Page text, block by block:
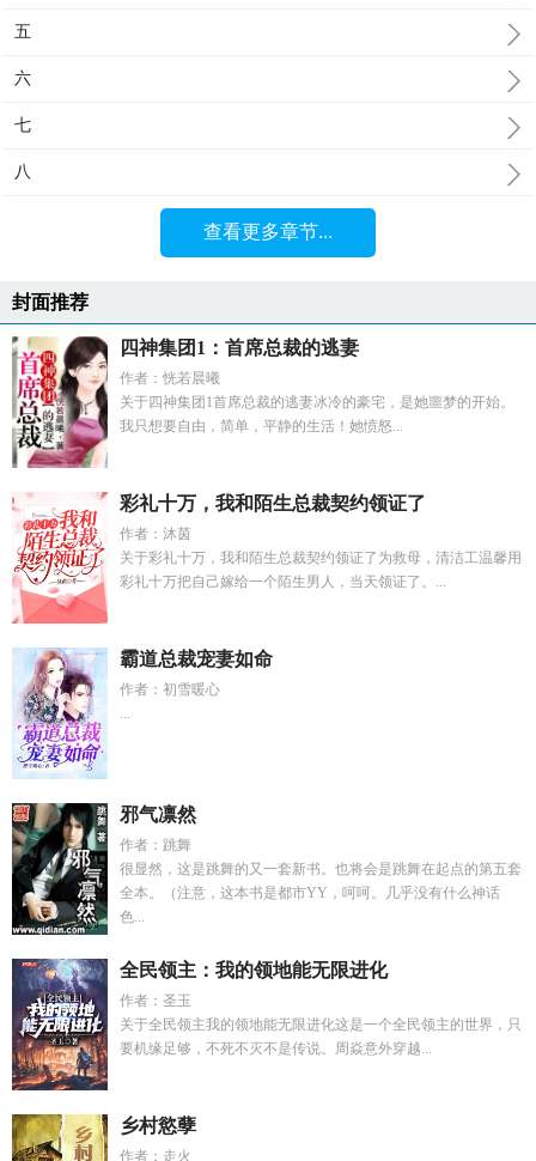
五
六
七
八
查看更多章节...
封面推荐
四神集团1：首席总裁的逃妻
作者：恍若晨曦
关于四神集团1首席总裁的逃妻冰冷的豪宅，是她噩梦的开始。
我只想要自由，简单，平静的生活！她愤怒...
彩礼十万，我和陌生总裁契约领证了
作者：沐茵
关于彩礼十万，我和陌生总裁契约领证了为救母，清洁工温馨用
彩礼十万把自己嫁给一个陌生男人，当天领证了。...
霸道总裁宠妻如命
作者：初雪暖心
...
邪气凛然
作者：跳舞
很显然，这是跳舞的又一套新书。也将会是跳舞在起点的第五套
全本。（注意，这本书是都市YY，呵呵。几乎没有什么神话
色...
全民领主：我的领地能无限进化
作者：圣玉
关于全民领主我的领地能无限进化这是一个全民领主的世界，只
要机缘足够，不死不灭不是传说。周焱意外穿越...
乡村慾孽
作者：走火